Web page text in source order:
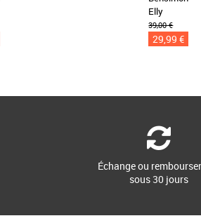
Elly
39,00 €
29,99 €
Échange ou
sous 30 jours